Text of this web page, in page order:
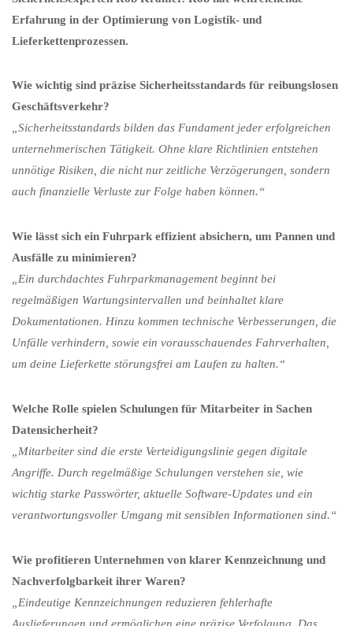
Erfahrung in der Optimierung von Logistik- und
Lieferkettenprozessen.
Wie wichtig sind präzise Sicherheitsstandards für reibungslosen
Geschäftsverkehr?
„Sicherheitsstandards bilden das Fundament jeder erfolgreichen
unternehmerischen Tätigkeit. Ohne klare Richtlinien entstehen
unnötige Risiken, die nicht nur zeitliche Verzögerungen, sondern
auch finanzielle Verluste zur Folge haben können.“
Wie lässt sich ein Fuhrpark effizient absichern, um Pannen und
Ausfälle zu minimieren?
„Ein durchdachtes Fuhrparkmanagement beginnt bei
regelmäßigen Wartungsintervallen und beinhaltet klare
Dokumentationen. Hinzu kommen technische Verbesserungen, die
Unfälle verhindern, sowie ein vorausschauendes Fahrverhalten,
um deine Lieferkette störungsfrei am Laufen zu halten.“
Welche Rolle spielen Schulungen für Mitarbeiter in Sachen
Datensicherheit?
„Mitarbeiter sind die erste Verteidigungslinie gegen digitale
Angriffe. Durch regelmäßige Schulungen verstehen sie, wie
wichtig starke Passwörter, aktuelle Software-Updates und ein
verantwortungsvoller Umgang mit sensiblen Informationen sind.“
Wie profitieren Unternehmen von klarer Kennzeichnung und
Nachverfolgbarkeit ihrer Waren?
„Eindeutige Kennzeichnungen reduzieren fehlerhafte
Auslieferungen und ermöglichen eine präzise Verfolgung. Das